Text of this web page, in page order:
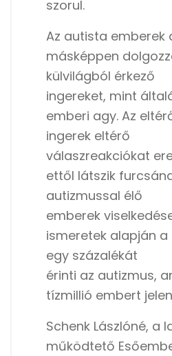
szorul.
Az autista emberek
másképpen
külvilágból érkező
ingereket, mint
emberi agy. Az
ingerek eltérő
válaszreakciókat
ettől látszik
autizmussal élő
emberek
ismeretek alapján
egy százalékát
érinti az autizmus,
tízmillió embert
Schenk Lászlóné, a
működtető